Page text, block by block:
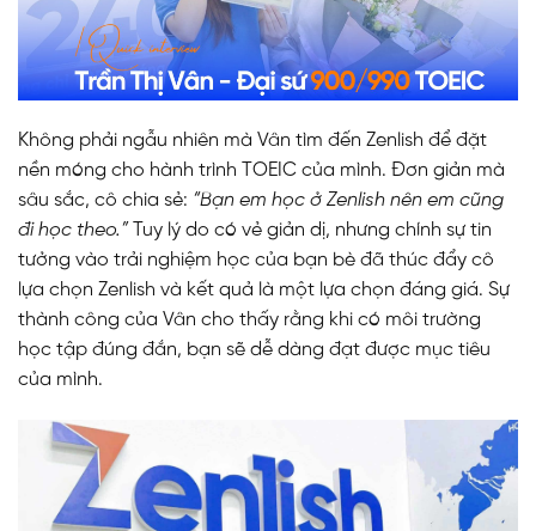
Không phải ngẫu nhiên mà Vân tìm đến Zenlish để đặt
nền móng cho hành trình TOEIC của mình. Đơn giản mà
sâu sắc, cô chia sẻ: “Bạn em học ở Zenlish nên em cũng
đi học theo.” Tuy lý do có vẻ giản dị, nhưng chính sự tin
tưởng vào trải nghiệm học của bạn bè đã thúc đẩy cô
lựa chọn Zenlish và kết quả là một lựa chọn đáng giá. Sự
thành công của Vân cho thấy rằng khi có môi trường
học tập đúng đắn, bạn sẽ dễ dàng đạt được mục tiêu
của mình.